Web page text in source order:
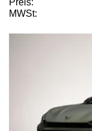
MWSt: